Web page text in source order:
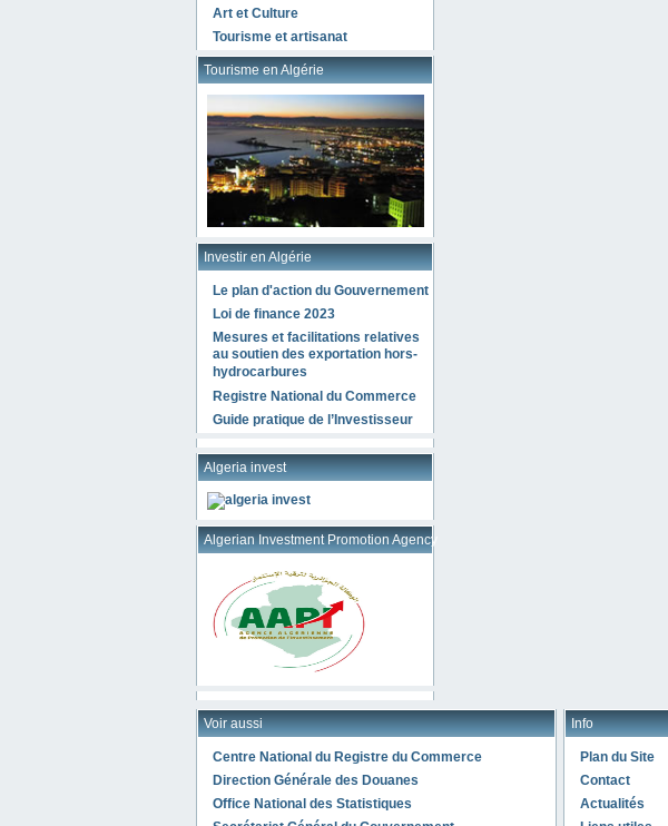
Art et Culture
Tourisme et artisanat
Tourisme en Algérie
Investir en Algérie
Le plan d'action du Gouvernement
Loi de finance 2023
Mesures et facilitations relatives
au soutien des exportation hors-
hydrocarbures
Registre National du Commerce
Guide pratique de l’Investisseur
Algeria invest
Algerian Investment Promotion Agency
Voir aussi
Centre National du Registre du Commerce
Direction Générale des Douanes
Office National des Statistiques
Info
Plan du Site
Contact
Actualités